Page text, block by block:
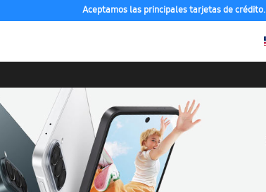
Aceptamos las principales tarjetas de crédito.